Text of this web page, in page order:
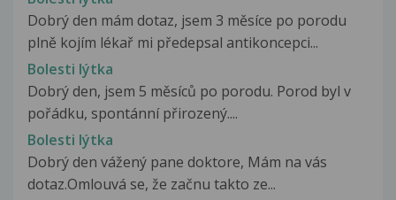
Dobrý den mám dotaz, jsem 3 měsíce po porodu
plně kojím lékař mi předepsal antikoncepci...
Bolesti lýtka
Dobrý den, jsem 5 měsíců po porodu. Porod byl v
pořádku, spontánní přirozený....
Bolesti lýtka
Dobrý den vážený pane doktore, Mám na vás
dotaz.Omlouvá se, že začnu takto ze...